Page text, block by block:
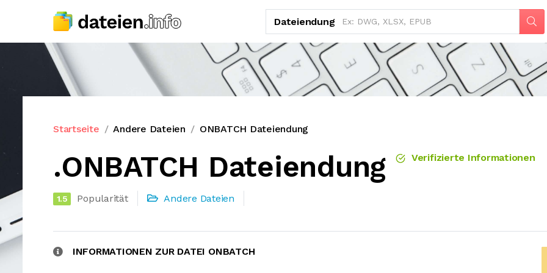
Dateiendung
Startseite Andere Dateien ONBATCH Dateiendung
.ONBATCH Dateiendung Verifizierte Informationen
1.5 Popularität Andere Dateien
INFORMATIONEN ZUR DATEI ONBATCH